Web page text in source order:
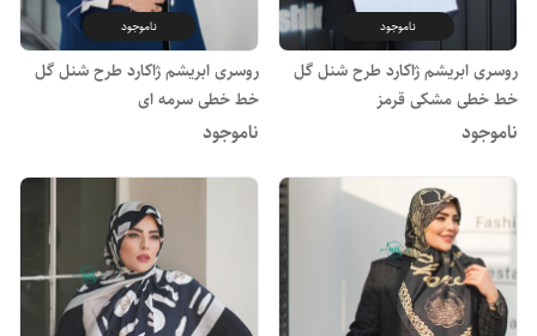
ناموجود
روسری ابریشم ژاکارد طرح شنل گل
خط خطی مشکی قرمز
ناموجود
ناموجود
روسری ابریشم ژاکارد طرح شنل گل
خط خطی سرمه ای
ناموجود